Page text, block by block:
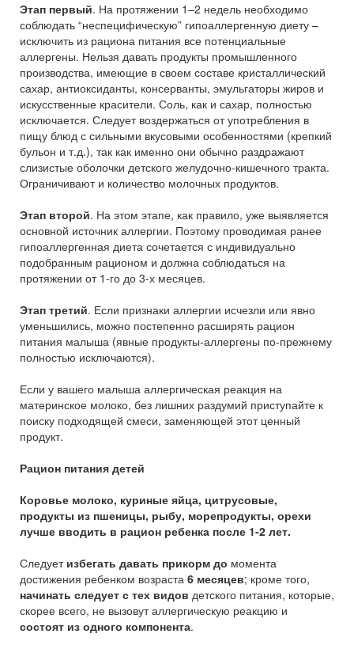
Этап первый. На протяжении 1–2 недель необходимо
соблюдать “неспецифическую” гипоаллергенную диету –
исключить из рациона питания все потенциальные
аллергены. Нельзя давать продукты промышленного
производства, имеющие в своем составе кристаллический
сахар, антиоксиданты, консерванты, эмульгаторы жиров и
искусственные красители. Соль, как и сахар, полностью
исключается. Следует воздержаться от употребления в
пищу блюд с сильными вкусовыми особенностями (крепкий
бульон и т.д.), так как именно они обычно раздражают
слизистые оболочки детского желудочно-кишечного тракта.
Ограничивают и количество молочных продуктов.
Этап второй. На этом этапе, как правило, уже выявляется
основной источник аллергии. Поэтому проводимая ранее
гипоаллергенная диета сочетается с индивидуально
подобранным рационом и должна соблюдаться на
протяжении от 1-го до 3-х месяцев.
Этап третий. Если признаки аллергии исчезли или явно
уменьшились, можно постепенно расширять рацион
питания малыша (явные продукты-аллергены по-прежнему
полностью исключаются).
Если у вашего малыша аллергическая реакция на
материнское молоко, без лишних раздумий приступайте к
поиску подходящей смеси, заменяющей этот ценный
продукт.
Рацион питания детей
Коровье молоко, куриные яйца, цитрусовые,
продукты из пшеницы, рыбу, морепродукты, орехи
лучше вводить в рацион ребенка после 1-2 лет.
Следует избегать давать прикорм до момента
достижения ребенком возраста 6 месяцев; кроме того,
начинать следует с тех видов детского питания, которые,
скорее всего, не вызовут аллергическую реакцию и
состоят из одного компонента.